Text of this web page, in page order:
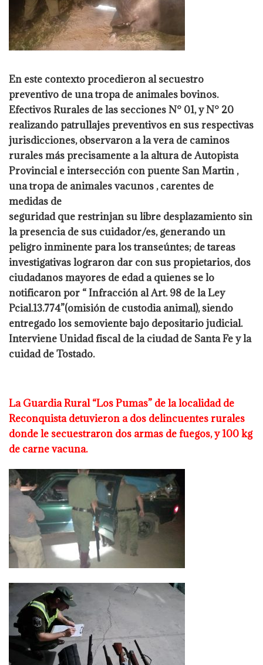
En este contexto procedieron al secuestro
preventivo de una tropa de animales bovinos.
Efectivos Rurales de las secciones N° 01, y N° 20
realizando patrullajespreventivos en sus respectivas
jurisdicciones, observaron a la vera de caminos
rurales más precisamente a la altura de Autopista
Provincial e intersección conpuente San Martin ,
una tropa de animales vacunos , carentes de
medidas de
seguridad que restrinjan su libre desplazamiento sin
la presencia de sus cuidador/es, generando un
peligro inminente para los transeúntes; de tareas
investigativas lograron dar con sus propietarios, dos
ciudadanos mayores de edad a quienes se lo
notificaron por “ Infracción al Art. 98 de la Ley
Pcial.13.774”(omisión de custodia animal), siendo
entregado los semoviente bajo depositario judicial.
Interviene Unidad fiscal de la ciudad de Santa Fe y la
cuidadde Tostado.
La Guardia Rural “Los Pumas” de la localidad de
Reconquista detuvieron ados delincuentes rurales
donde le secuestraron dos armas de fuegos, y 100kg
de carne vacuna.